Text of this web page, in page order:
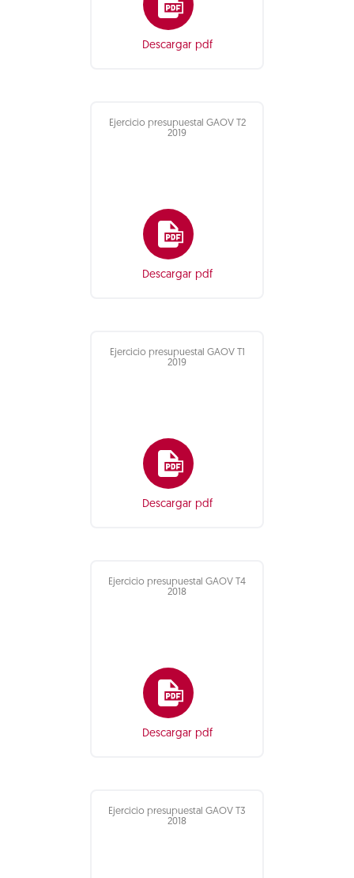
Descargar pdf
Ejercicio presupuestal GAOV T2
2019
Descargar pdf
Ejercicio presupuestal GAOV T1
2019
Descargar pdf
Ejercicio presupuestal GAOV T4
2018
Descargar pdf
Ejercicio presupuestal GAOV T3
2018